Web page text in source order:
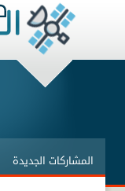
المشاركات الجديدة